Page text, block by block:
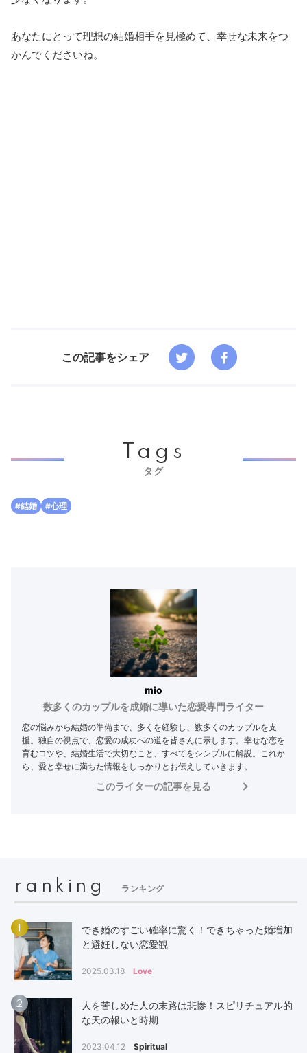
あなたにとって理想の結婚相手を見極めて、幸せな未来をつ
かんでくださいね。
この記事をシェア
Tags
タグ
#結婚 #心理
mio
数多くのカップルを成婚に導いた恋愛専門ライター
恋の悩みから結婚の準備まで、多くを経験し、数多くのカップルを支
援。独自の視点で、恋愛の成功への道を皆さんに示します。幸せな恋を
育むコツや、結婚生活で大切なこと、すべてをシンプルに解説。これか
ら、愛と幸せに満ちた情報をしっかりとお伝えしていきます。
このライターの記事を見る
ranking ランキング
でき婚のすごい確率に驚く！できちゃった婚増加
と避妊しない恋愛観
2025.03.18 Love
2
人を苦しめた人の末路は悲惨！スピリチュアル的
な天の報いと時期
2023.04.12 Spiritual